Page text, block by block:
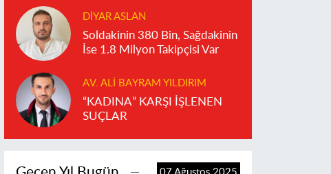
DIYAR ASLAN
Soldakinin 380 Bin, Sağdakinin
İse 1.8 Milyon Takipçisi Var
AV. ALI BAYRAM YILDIRIM
“KADINA” KARŞI İŞLENEN
SUÇLAR